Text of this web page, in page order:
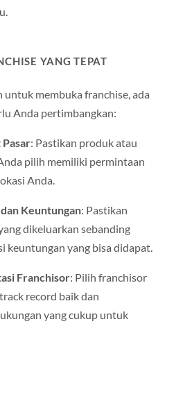
YANG TEPAT
untuk membuka franchise, ada
Anda pertimbangkan:
Pasar: Pastikan produk atau
pilih memiliki permintaan
Anda.
Keuntungan: Pastikan
dikeluarkan sebanding
keuntungan yang bisa didapat.
Franchisor: Pilih franchisor
record baik dan
yang cukup untuk